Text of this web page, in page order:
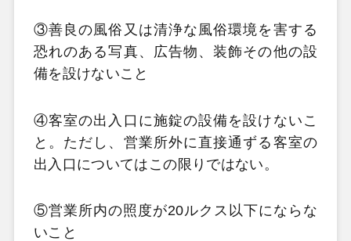
③善良の風俗又は清浄な風俗環境を害する
恐れのある写真、広告物、装飾その他の設
備を設けないこと
④客室の出入口に施錠の設備を設けないこ
と。ただし、営業所外に直接通ずる客室の
出入口についてはこの限りではない。
⑤営業所内の照度が20ルクス以下にならな
いこと